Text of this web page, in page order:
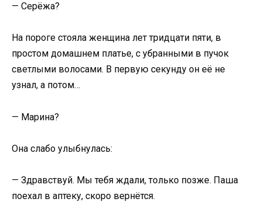
— Серёжа?
На пороге стояла женщина лет тридцати пяти, в
простом домашнем платье, с убранными в пучок
светлыми волосами. В первую секунду он её не
узнал, а потом…
— Марина?
Она слабо улыбнулась:
— Здравствуй. Мы тебя ждали, только позже. Паша
поехал в аптеку, скоро вернётся.